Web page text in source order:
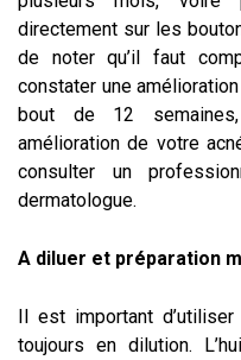
directement sur les
de noter qu’il faut
constater une
bout de 12
amélioration de votre
consulter un
dermatologue.
A diluer et préparation
Il est important d’utiliser
toujours en dilution.